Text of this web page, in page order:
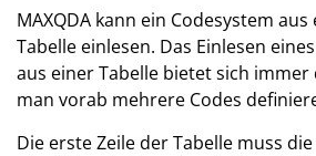
MAXQDA kann ein Codesystem aus
Tabelle einlesen. Das Einlesen
aus einer Tabelle bietet sich immer
man vorab mehrere Codes
Die erste Zeile der Tabelle muss